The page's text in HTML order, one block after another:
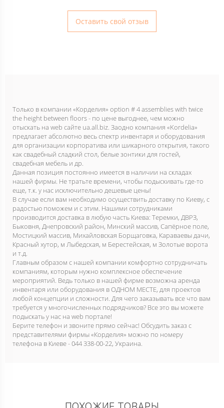
Оставить свой отзыв
Только в компании «Корделия» option # 4 assemblies with twice
the height between floors - по цене выгоднее, чем можно
отыскать на web сайте ua.all.biz. Заодно компания «Kordelia»
предлагает абсолютно весь спектр инвентаря и оборудования
для организации корпоратива или шикарного открытия, такого
как свадебный сладкий стол, белые зонтики для гостей,
свадебная мебель и др.
Данная позиция постоянно имеется в наличии на складах
нашей фирмы. Не тратьте времени, чтобы подыскивать где-то
еще, т.к. у нас исключительно дешевые цены!
В случае если вам необходимо осуществить доставку по Киеву, с
радостью поможем и с этим. Нашими сотрудниками
производится доставка в любую часть Киева: Теремки, ДВРЗ,
Быковня, Днепровский район, Минский массив, Сапёрное поле,
Мостицкий массив, Михайловская Борщаговка, Караваевы дачи,
Красный хутор, м Лыбедская, м Берестейская, м Золотые ворота
и т.д.
Главным образом с нашей компании комфортно сотрудничать
компаниям, которым нужно комплексное обеспечение
мероприятий. Ведь только в нашей фирме возможна аренда
инвентаря или оборудования в ОДНОМ МЕСТЕ, для проектов
любой концепции и сложности. Для чего заказывать все что вам
требуется у многочисленных подрядчиков? Все это вы можете
подыскать у нас на web портале!
Берите телефон и звоните прямо сейчас! Обсудить заказ с
представителями фирмы «Корделия» можно по номеру
телефона в Киеве - 044 338-00-22, Украина.